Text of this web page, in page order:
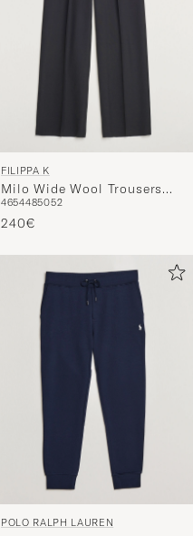
FILIPPA K
Milo Wide Wool Trousers
Black
4654485052
240€
POLO RALPH LAUREN